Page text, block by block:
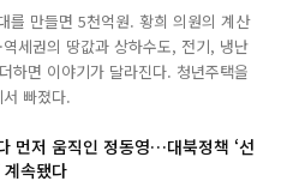
를 만들면 5천억원. 황희 의원의 계산
세권의 땅값과 상하수도, 전기, 냉난
하면 이야기가 달라진다. 청년주택을
빠졌다.
먼저 움직인 정동영…대북정책 ‘선
계속됐다